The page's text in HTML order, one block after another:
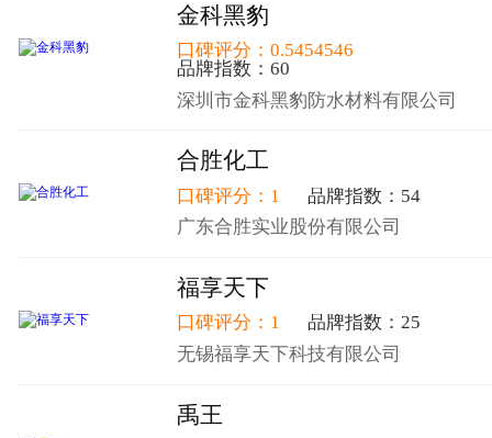
金科黑豹
口碑评分：0.5454546
品牌指数：60
深圳市金科黑豹防水材料有限公司
合胜化工
口碑评分：1
品牌指数：54
广东合胜实业股份有限公司
福享天下
口碑评分：1
品牌指数：25
无锡福享天下科技有限公司
禹王